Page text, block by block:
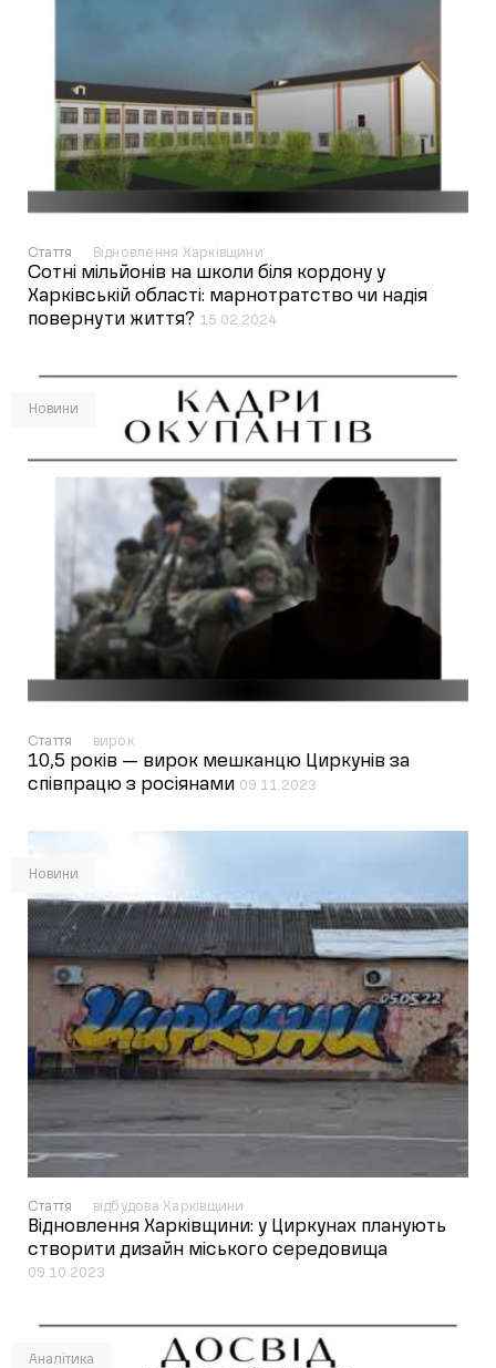
Стаття Відновлення Харківщини
Сотні мільйонів на школи біля кордону у
Харківській області: марнотратство чи надія
повернути життя? 15.02.2024
Новини
Стаття вирок
10,5 років — вирок мешканцю Циркунів за
співпрацю з росіянами 09.11.2023
Новини
Стаття відбудова Харківщини
Відновлення Харківщини: у Циркунах планують
створити дизайн міського середовища
09.10.2023
Аналітика